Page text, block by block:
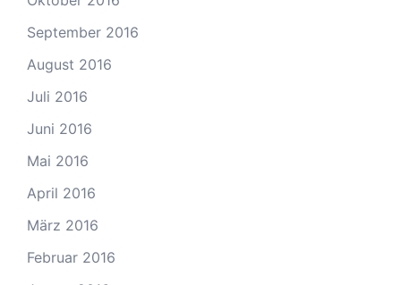
September 2016
August 2016
Juli 2016
Juni 2016
Mai 2016
April 2016
März 2016
Februar 2016